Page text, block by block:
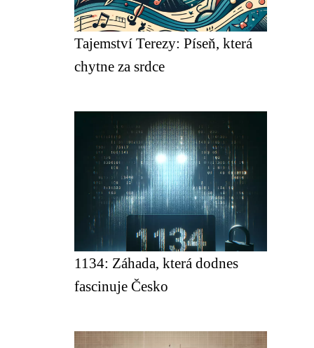
Tajemství Terezy: Píseň, která
chytne za srdce
1134: Záhada, která dodnes
fascinuje Česko